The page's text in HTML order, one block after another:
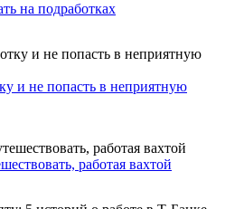
на подработках
и не попасть в неприятную
работая вахтой